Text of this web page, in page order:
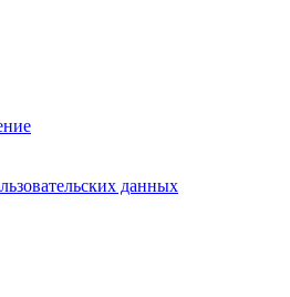
данных